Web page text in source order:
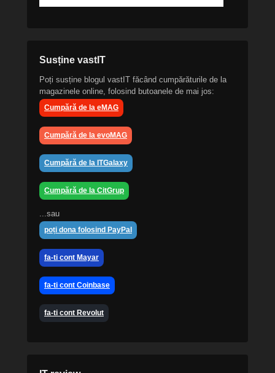
Susține vastIT
Poți susține blogul vastIT făcând cumpărăturile de la
magazinele online, folosind butoanele de mai jos:
Cumpără de la eMAG
Cumpără de la evoMAG
Cumpără de la ITGalaxy
Cumpără de la CitGrup
...sau
poți dona folosind PayPal
fa-ti cont Mayar
fa-ti cont Coinbase
fa-ti cont Revolut